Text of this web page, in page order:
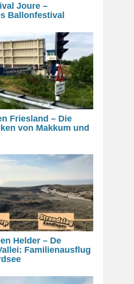
Joure –
Ballonfestival
Friesland – Die
von Makkum und
Helder – De
Familienausflug